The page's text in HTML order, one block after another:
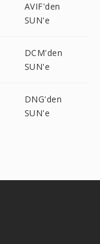
AVIF'den
SUN'e
DCM'den
SUN'e
DNG'den
SUN'e